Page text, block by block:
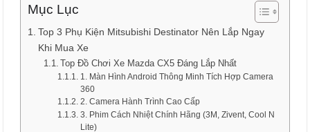
Mục Lục
Top 3 Phụ Kiện Mitsubishi Destinator Nên Lắp Ngay
Khi Mua Xe
Top Đồ Chơi Xe Mazda CX5 Đáng Lắp Nhất
1. Màn Hình Android Thông Minh Tích Hợp Camera
360
2. Camera Hành Trình Cao Cấp
3. Phim Cách Nhiệt Chính Hãng (3M, Zivent, Cool N
Lite)